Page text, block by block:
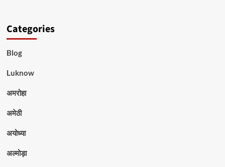
Categories
Blog
Luknow
अमरोहा
अमेठी
अयोध्या
अल्मोड़ा